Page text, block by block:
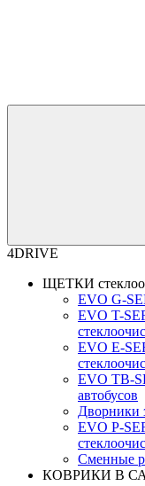
4DRIVE
ЩЕТКИ
EVO G-
EVO T-
EVO Е-
EVO TB-
автобусов
Дворники
EVO P-
Сменные
КОВРИКИ В